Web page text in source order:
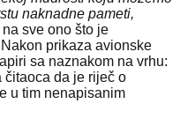
naknadne pameti,
sve ono što je
prikaza avionske
sa naznakom na vrhu:
čitaoca da je riječ o
u tim nenapisanim